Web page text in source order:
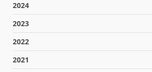
2024
2023
2022
2021